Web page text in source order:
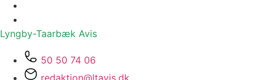
Lyngby-Taarbæk Avis
50 50 74 06
redaktion@ltavis.dk